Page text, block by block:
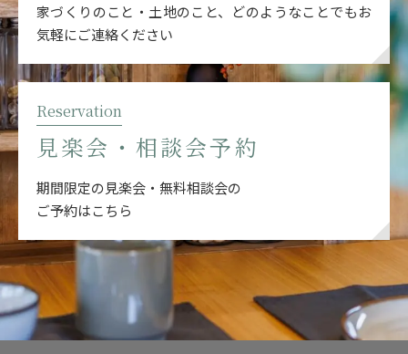
家づくりのこと・土地のこと、どのようなことでもお
気軽にご連絡ください
Reservation
見楽会・相談会予約
期間限定の見楽会・無料相談会の
ご予約はこちら